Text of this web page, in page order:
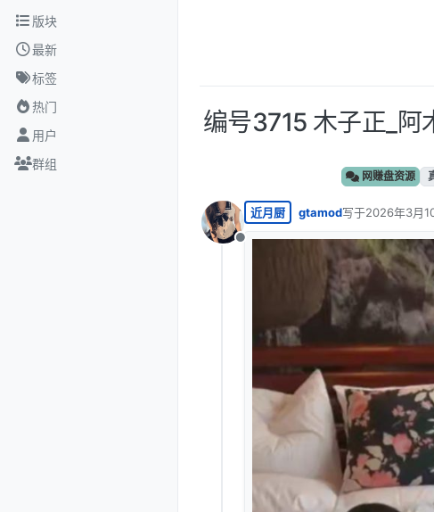
跳转至内容
版块
最新
标签
热门
用户
群组
编号3715 木子正_
网赚盘资源
离线
近月厨 gtamod写于2026年3月
最后由 编辑